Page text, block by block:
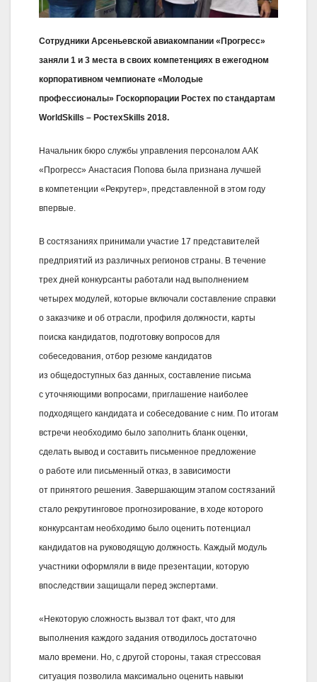
Сотрудники Арсеньевской авиакомпании «Прогресс»
заняли 1 и 3 места в своих компетенциях в ежегодном
корпоративном чемпионате «Молодые
профессионалы» Госкорпорации Ростех по стандартам
WorldSkills – РостехSkills 2018.
Начальник бюро службы управления персоналом ААК
«Прогресс» Анастасия Попова была признана лучшей
в компетенции «Рекрутер», представленной в этом году
впервые.
В состязаниях принимали участие 17 представителей
предприятий из различных регионов страны. В течение
трех дней конкурсанты работали над выполнением
четырех модулей, которые включали составление справки
о заказчике и об отрасли, профиля должности, карты
поиска кандидатов, подготовку вопросов для
собеседования, отбор резюме кандидатов
из общедоступных баз данных, составление письма
с уточняющими вопросами, приглашение наиболее
подходящего кандидата и собеседование с ним. По итогам
встречи необходимо было заполнить бланк оценки,
сделать вывод и составить письменное предложение
о работе или письменный отказ, в зависимости
от принятого решения. Завершающим этапом состязаний
стало рекрутинговое прогнозирование, в ходе которого
конкурсантам необходимо было оценить потенциал
кандидатов на руководящую должность. Каждый модуль
участники оформляли в виде презентации, которую
впоследствии защищали перед экспертами.
«Некоторую сложность вызвал тот факт, что для
выполнения каждого задания отводилось достаточно
мало времени. Но, с другой стороны, такая стрессовая
ситуация позволила максимально оценить навыки